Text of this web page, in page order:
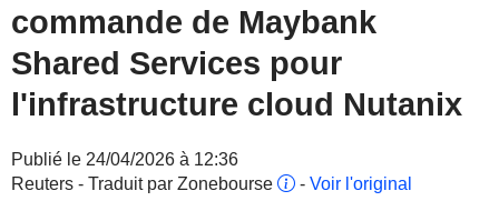
commande de Maybank
Shared Services pour
l'infrastructure cloud Nutanix
Publié le 24/04/2026 à 12:36
Reuters - Traduit par Zonebourse
- Voir l'original